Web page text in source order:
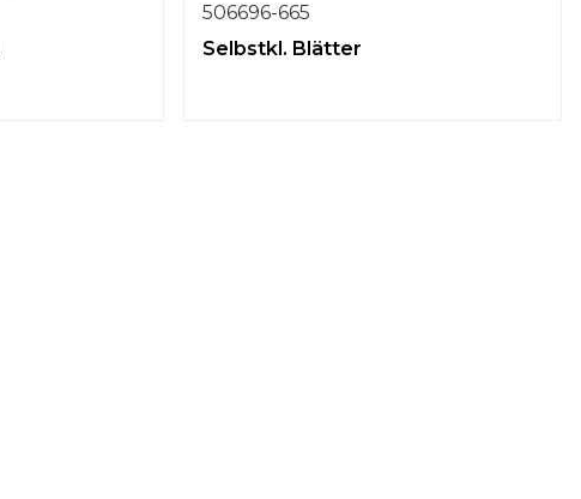
506696-665
Selbstkl. Blätter